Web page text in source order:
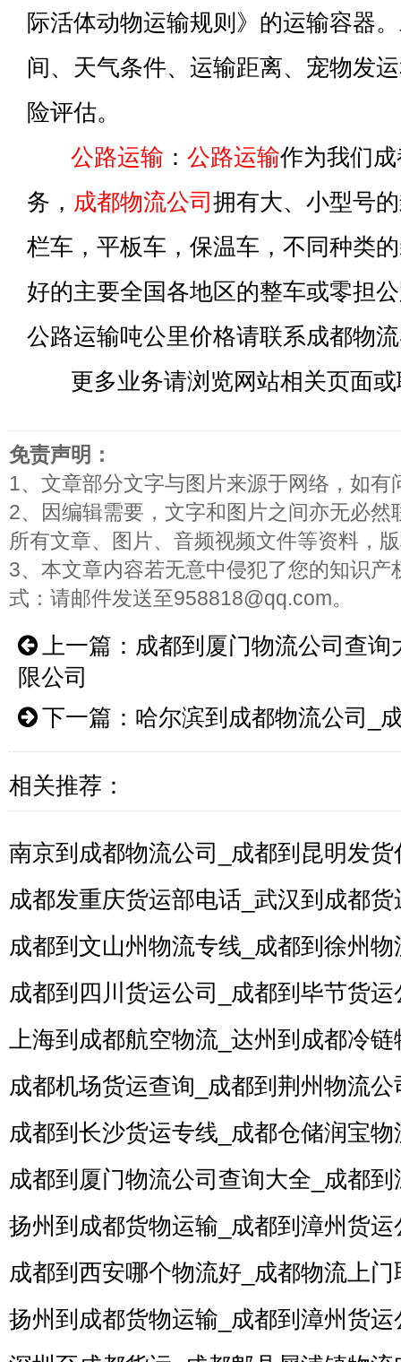
际活体动物运输规则》的运输容器
间、天气条件、运输距离、宠物发
险评估。
公路运输 ： 公路运输作为我们
务， 成都物流公司 拥有大、小型号
栏车，平板车，保温车，不同种类
好的主要全国各地区的整车或零担
公路运输吨公里价格请联系成都物
更多业务请浏览网站相关页
免责声明：
1、文章部分文字与图片来源于网络，如有
2、因编辑需要，文字和图片之间亦无必
所有文章、图片、音频视频文件等资料，
3、本文章内容若无意中侵犯了您的知识
式：请邮件发送至958818@qq.com。
上一篇： 成都到厦门物流公司查
限公司
下一篇： 哈尔滨到成都物流公司_
相关推荐：
南京到成都物流公司_成都到昆明发
成都发重庆货运部电话_武汉到成都货
成都到文山州物流专线_成都到徐州物
成都到四川货运公司_成都到毕节货运
上海到成都航空物流_达州到成都冷链
成都机场货运查询_成都到荆州物流公
成都到长沙货运专线_成都仓储润宝物
成都到厦门物流公司查询大全_成都
扬州到成都货物运输_成都到漳州货运
成都到西安哪个物流好_成都物流上门
扬州到成都货物运输_成都到漳州货运